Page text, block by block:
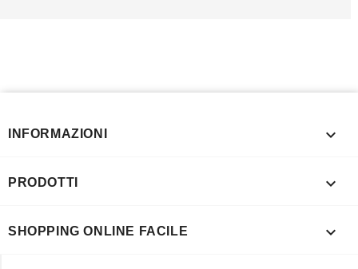
INFORMAZIONI 
PRODOTTI 
SHOPPING ONLINE FACILE 